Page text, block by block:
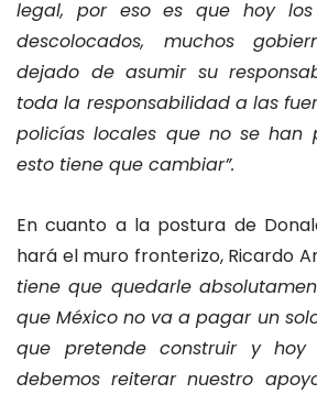
legal, por eso es que hoy los
descolocados, muchos
dejado de asumir su
toda la responsabilidad a las
policías locales que no se han
esto tiene que cambiar”.
En cuanto a la postura de
hará el muro fronterizo, Ricardo
tiene que quedarle
que México no va a pagar un
que pretende construir y
debemos reiterar nuestro